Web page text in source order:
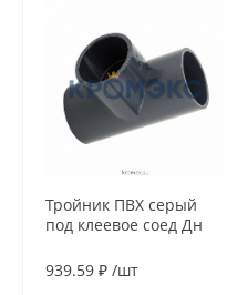
Тройник ПВХ серый
под клеевое соед Дн
напорный Aquaviva
939.59 ₽ /шт